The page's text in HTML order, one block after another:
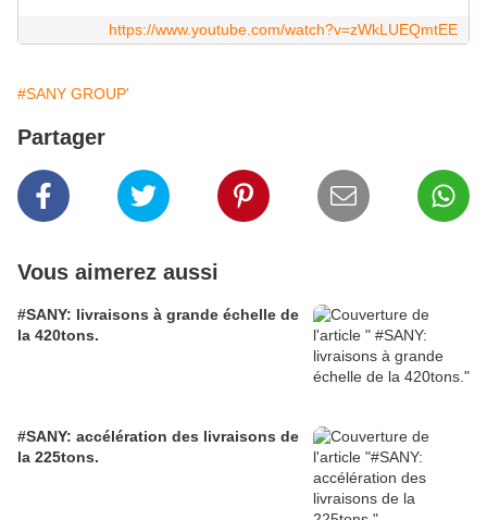
https://www.youtube.com/watch?v=zWkLUEQmtEE
#SANY GROUP'
Partager
Vous aimerez aussi
#SANY: livraisons à grande échelle de
la 420tons.
#SANY: accélération des livraisons de
la 225tons.